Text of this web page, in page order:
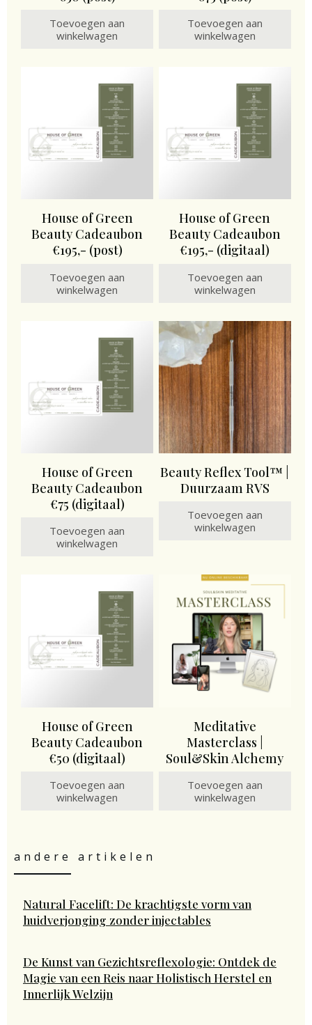
Toevoegen aan
winkelwagen
Toevoegen aan
winkelwagen
House of Green
Beauty Cadeaubon
€195,- (post)
Toevoegen aan
winkelwagen
House of Green
Beauty Cadeaubon
€195,- (digitaal)
Toevoegen aan
winkelwagen
House of Green
Beauty Cadeaubon
€75 (digitaal)
Toevoegen aan
winkelwagen
Beauty Reflex Tool™ |
Duurzaam RVS
Toevoegen aan
winkelwagen
House of Green
Beauty Cadeaubon
€50 (digitaal)
Toevoegen aan
winkelwagen
Meditative
Masterclass |
Soul&Skin Alchemy
Toevoegen aan
winkelwagen
andere artikelen
Natural Facelift: De krachtigste vorm van
huidverjonging zonder injectables
De Kunst van Gezichtsreflexologie: Ontdek de
Magie van een Reis naar Holistisch Herstel en
Innerlijk Welzijn